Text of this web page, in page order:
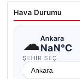
Hava Durumu
☁Ankara
NaN°C
ŞEHIR SEÇ